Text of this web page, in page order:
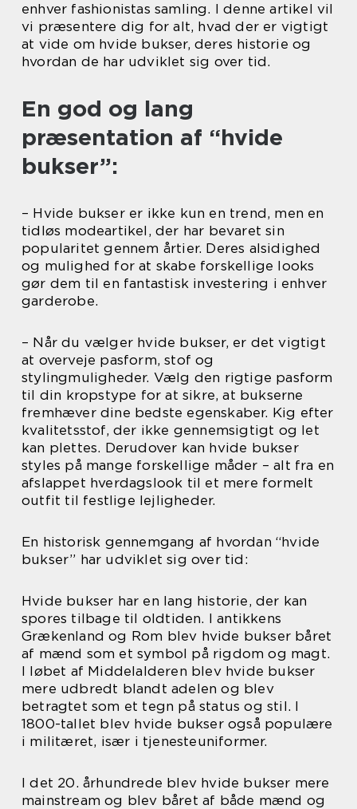
enhver fashionistas samling. I denne artikel vil
vi præsentere dig for alt, hvad der er vigtigt
at vide om hvide bukser, deres historie og
hvordan de har udviklet sig over tid.
En god og lang
præsentation af “hvide
bukser”:
– Hvide bukser er ikke kun en trend, men en
tidløs modeartikel, der har bevaret sin
popularitet gennem årtier. Deres alsidighed
og mulighed for at skabe forskellige looks
gør dem til en fantastisk investering i enhver
garderobe.
– Når du vælger hvide bukser, er det vigtigt
at overveje pasform, stof og
stylingmuligheder. Vælg den rigtige pasform
til din kropstype for at sikre, at bukserne
fremhæver dine bedste egenskaber. Kig efter
kvalitetsstof, der ikke gennemsigtigt og let
kan plettes. Derudover kan hvide bukser
styles på mange forskellige måder – alt fra en
afslappet hverdagslook til et mere formelt
outfit til festlige lejligheder.
En historisk gennemgang af hvordan “hvide
bukser” har udviklet sig over tid:
Hvide bukser har en lang historie, der kan
spores tilbage til oldtiden. I antikkens
Grækenland og Rom blev hvide bukser båret
af mænd som et symbol på rigdom og magt.
I løbet af Middelalderen blev hvide bukser
mere udbredt blandt adelen og blev
betragtet som et tegn på status og stil. I
1800-tallet blev hvide bukser også populære
i militæret, især i tjenesteuniformer.
I det 20. århundrede blev hvide bukser mere
mainstream og blev båret af både mænd og